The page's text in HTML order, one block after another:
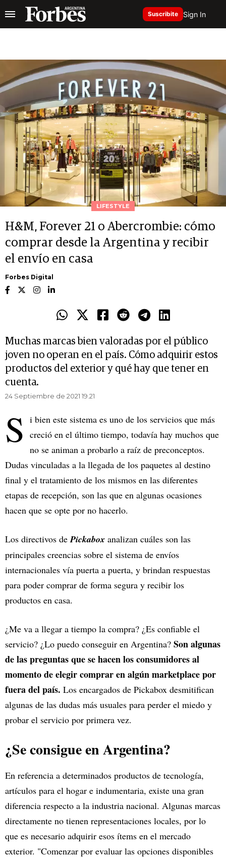
Suscribite Sign In
LIFESTYLE
H&M, Forever 21 o Abercrombie: cómo
comprar desde la Argentina y recibir
el envío en casa
Forbes Digital
Muchas marcas bien valoradas por el público
joven no operan en el país. Cómo adquirir estos
productos del exterior y qué hay que tener en
cuenta.
24 Septiembre de 2021 19.21
S i bien este sistema es uno de los servicios que más
creció en el último tiempo, todavía hay muchos que
no se animan a probarlo a raíz de preconceptos.
Dudas vinculadas a la llegada de los paquetes al destino
final y el tratamiento de los mismos en las diferentes
etapas de recepción, son las que en algunas ocasiones
hacen que se opte por no hacerlo.
Los directivos dePickabox analizan cuáles son las
principales creencias sobre el sistema de envíos
internacionales vía puerta a puerta, y brindan respuestas
para poder comprar de forma segura y recibir los
productos en casa.
¿Me va a llegar a tiempo la compra? ¿Es confiable el
servicio? ¿Lo puedo conseguir en Argentina? Son algunas
de las preguntas que se hacen los consumidores al
momento de elegir comprar en algún marketplace por
fuera del país. Los encargados de Pickabox desmitifican
algunas de las dudas más usuales para perder el miedo y
probar el servicio por primera vez.
¿Se consigue en Argentina?
En referencia a determinados productos de tecnología,
artículos para el hogar e indumentaria, existe una gran
diferencia respecto a la industria nacional. Algunas marcas
directamente no tienen representaciones locales, por lo
que es necesario adquirir esos ítems en el mercado
exterior. "Comenzar por evaluar las opciones disponibles